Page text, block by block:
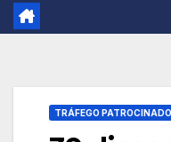
TRÁFEGO PATROCINADO